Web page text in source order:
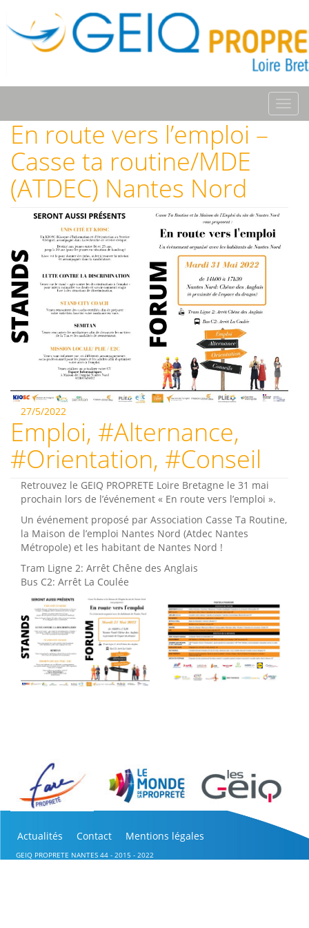
En route vers l’emploi –
Casse ta routine/MDE
(ATDEC) Nantes Nord
27/5/2022
Emploi, #Alternance,
#Orientation, #Conseil
Retrouvez le GEIQ PROPRETE Loire Bretagne le 31 mai
prochain lors de l’événement « En route vers l’emploi ».
Un événement proposé par Association Casse Ta Routine,
la Maison de l’emploi Nantes Nord (Atdec Nantes
Métropole) et les habitant de Nantes Nord !
Tram Ligne 2: Arrêt Chêne des Anglais
Bus C2: Arrêt La Coulée
Actualités Contact Mentions légales
GEIQ PROPRETE NANTES 44 - 2015 - 2022